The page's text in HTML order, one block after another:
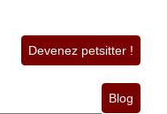
Devenez petsitter !
Blog